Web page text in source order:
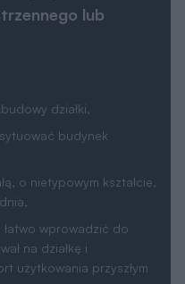
lub
działki,
budynek
o nietypowym kształcie,
wprowadzić do
na działkę i
użytkowania przyszłym